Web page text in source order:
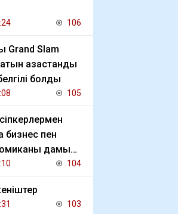
106
Grand Slam
қазақстандық
болды
105
бизнес пен
дамыту
104
103